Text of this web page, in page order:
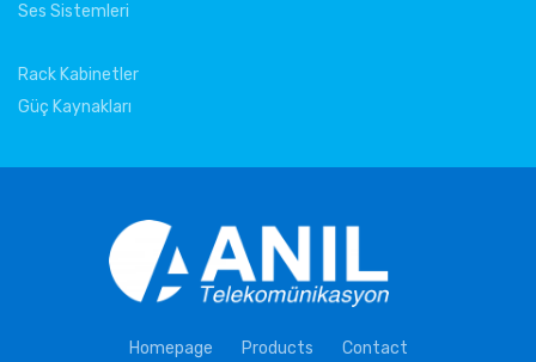
Ses Sistemleri
Rack Kabinetler
Güç Kaynakları
Homepage Products Contact